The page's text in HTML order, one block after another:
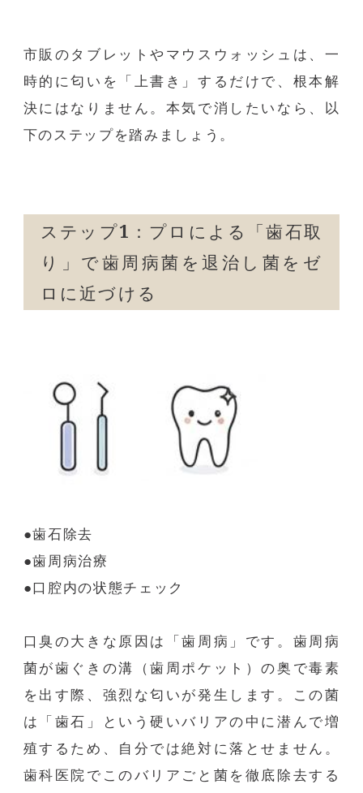
市販のタブレットやマウスウォッシュは、一
時的に匂いを「上書き」するだけで、根本解
決にはなりません。本気で消したいなら、以
下のステップを踏みましょう。
ステップ1 ：プロによる「歯石取
り」で歯周病菌を退治し菌をゼ
ロに近づける
●歯石除去
●歯周病治療
●口腔内の状態チェック
口臭の大きな原因は「歯周病」です。歯周病
菌が歯ぐきの溝（歯周ポケット）の奥で毒素
を出す際、強烈な匂いが発生します。この菌
は「歯石」という硬いバリアの中に潜んで増
殖するため、自分では絶対に落とせません。
歯科医院でこのバリアごと菌を徹底除去する